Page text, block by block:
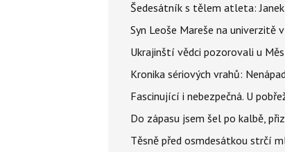
Šedesátník s tělem atleta:
Syn Leoše Mareše na univerzitě
Ukrajinští vědci pozorovali u
Kronika sériových vrahů:
Fascinující i nebezpečná. U
Do zápasu jsem šel po kalbě,
Těsně před osmdesátkou strčí